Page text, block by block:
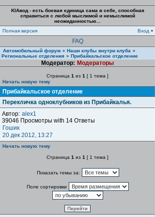
KIAвод - есть боевая единица сама в себе, способная
справиться с любой мыслимой и немыслимой
неожиданностью...
Полная версия
Вход •
FAQ
Автомобильный форум » Наши клубы внутри клуба »
Региональные отделения » Прибайкальское отделение
Модератор: Модераторы
Страница 1 из 1 [ 1 тема ]
Начать новую тему
Прибайкальское отделение
Перекличка одноклубников из Прибайкалья.
Автор: alex1
39046 Просмотры with 14 Ответы
Гошик
20 дек 2012, 13:27
Начать новую тему
Страница 1 из 1 [ 1 тема ]
Показать темы за:
Поле сортировки